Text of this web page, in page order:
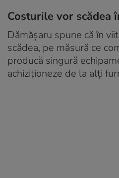
Costurile vor scădea
Dămășaru spune că în
scădea, pe măsură ce
producă singură
achiziționeze de la alți